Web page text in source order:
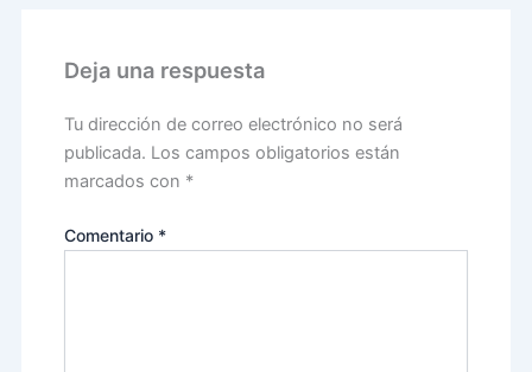
Deja una respuesta
Tu dirección de correo electrónico no será
publicada. Los campos obligatorios están
marcados con *
Comentario *